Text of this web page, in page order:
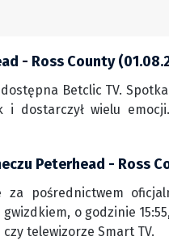
- Ross County
Betclic TV.
i dostarczył wielu
Peterhead - Ross
pośrednictwem
o godzinie
telewizorze Smart TV.